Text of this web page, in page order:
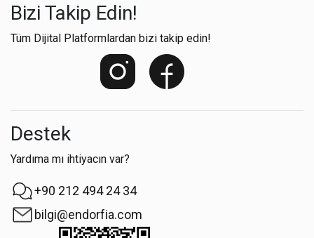
Bizi Takip Edin!
Tüm Dijital Platformlardan bizi takip edin!
Destek
Yardıma mı ihtiyacın var?
+90 212 494 24 34
bilgi@endorfia.com